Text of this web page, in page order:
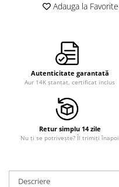
Adauga la Favorite
Autenticitate garantată
Aur 14K ștanțat, certificat inclus
Retur simplu 14 zile
Nu ți se potrivește? Îl trimiți înapoi
Descriere